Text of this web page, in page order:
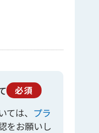
必須
は、 プラ
をお願いし